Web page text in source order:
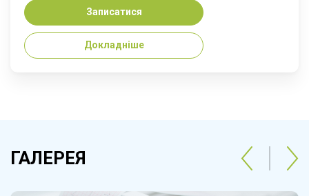
Записатися
Докладніше
ГАЛЕРЕЯ